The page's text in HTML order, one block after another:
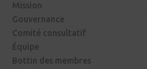
Mission
Gouvernance
Comité consultatif
Équipe
Bottin des membres